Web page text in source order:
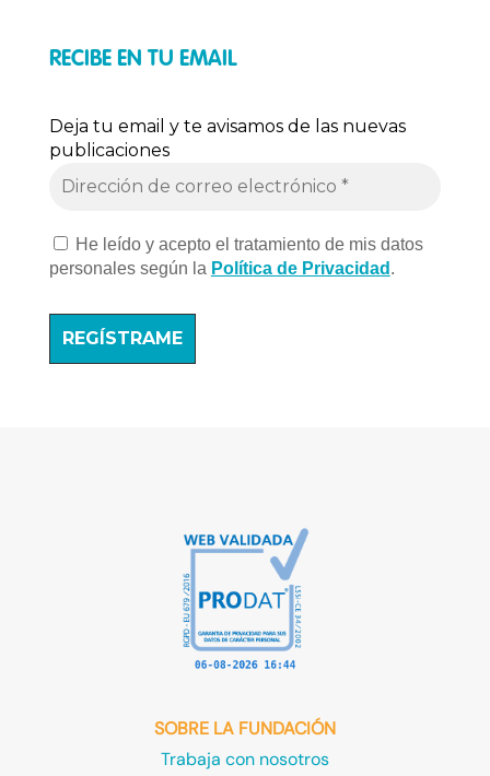
RECIBE EN TU EMAIL
Deja tu email y te avisamos de las nuevas
publicaciones
He leído y acepto el tratamiento de mis datos
personales según la Política de Privacidad .
SOBRE LA FUNDACIÓN
Trabaja con nosotros